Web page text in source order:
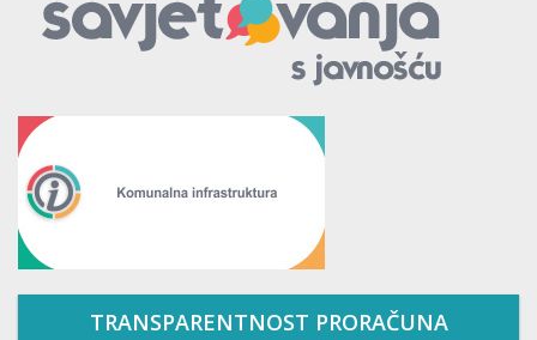
TRANSPARENTNOST PRORAČUNA